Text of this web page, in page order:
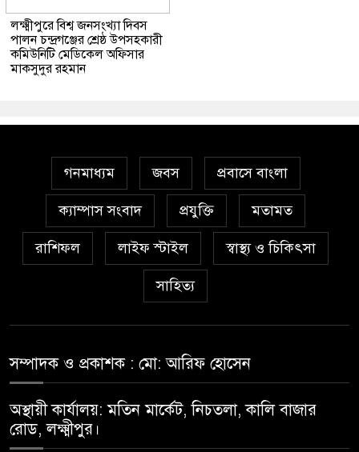
লক্ষ্মীপুরে বিশ্ব জনসংখ্যা দিবস
পালন চন্দ্রগঞ্জের শ্রেষ্ঠ উপসহকারী
কমিউনিটি মেডিকেল অফিসার
মাকসুদুর রহমান
গনমাধ্যম জবস প্রবাসে বাংলা
ক্যাম্পাস সংবাদ প্রযুক্তি মতামত
রাশিফল লাইফ স্টাইল স্বাস্থ্য ও চিকিৎসা
সাহিত্য
সম্পাদক ও প্রকাশক : মো: আরিফ হোসেন
অস্থায়ী কার্যালয়: মতিন মার্কেট, নিচতলা, কালি বাজার
রোড, লক্ষ্মীপুর।